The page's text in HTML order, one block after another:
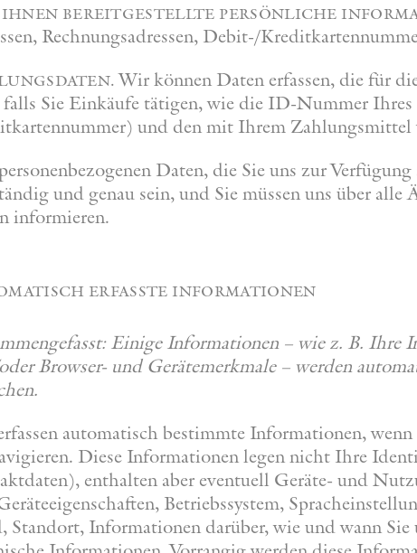
bereitgestellte persönliche
Rechnungsadressen, Debit-/
Wir können Daten erfassen, die für
Sie Einkäufe tätigen, wie die ID-Nummer
und den mit Ihrem Zahlungsmittel
Daten, die Sie uns zur
und genau sein, und Sie müssen uns über alle
informieren.
erfasste informationen
Einige Informationen – wie z. B. Ihre
Browser- und Gerätemerkmale – werden
automatisch bestimmte Informationen,
Diese Informationen legen nicht Ihre
enthalten aber eventuell Geräte- und
Betriebssystem,
Standort, Informationen darüber, wie und wann Sie